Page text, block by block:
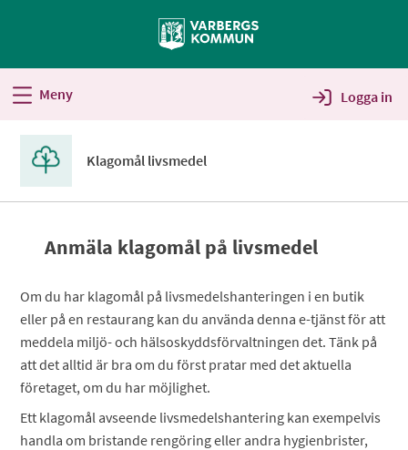
Självservice
kommun
Meny Logga in
Klagomål livsmedel
Anmäla klagomål på livsmedel
Om du har klagomål på livsmedelshanteringen i en butik
eller på en restaurang kan du använda denna e-tjänst för att
meddela miljö- och hälsoskyddsförvaltningen det. Tänk på
att det alltid är bra om du först pratar med det aktuella
företaget, om du har möjlighet.
Ett klagomål avseende livsmedelshantering kan exempelvis
handla om bristande rengöring eller andra hygienbrister,